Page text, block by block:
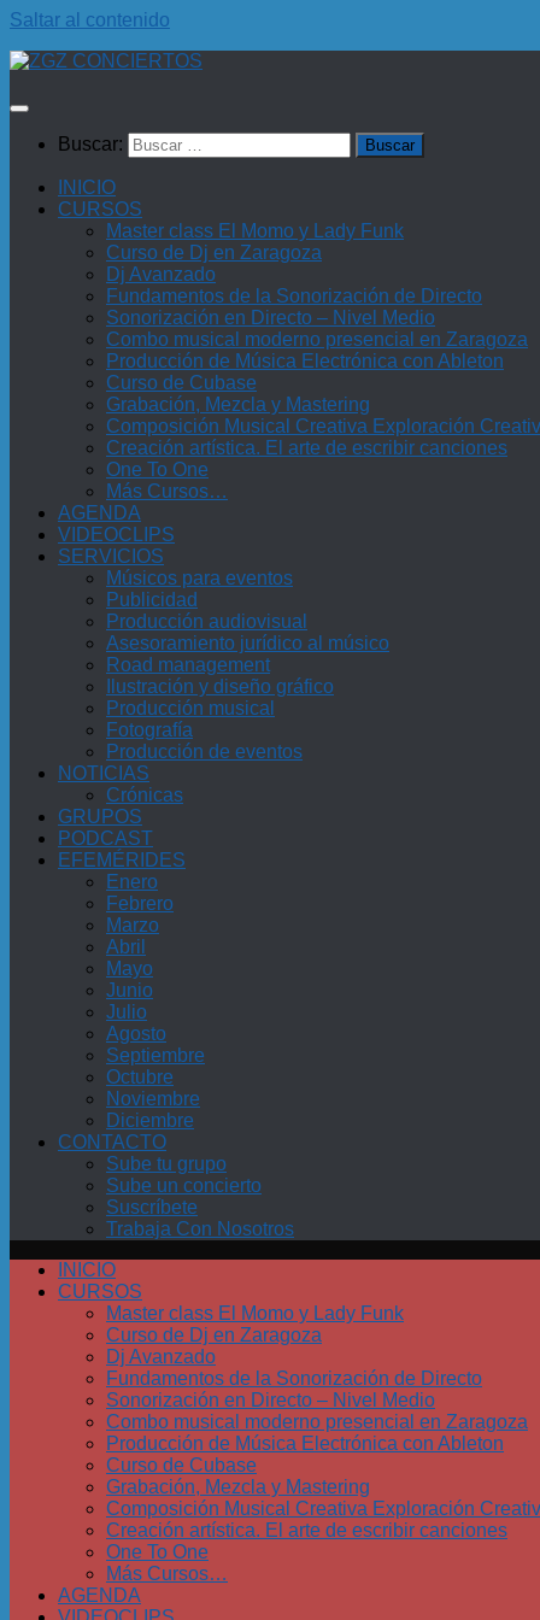
Saltar al contenido
Buscar:
INICIO
CURSOS
Master class El Momo y Lady Funk
Curso de Dj en Zaragoza
Dj Avanzado
Fundamentos de la Sonorización de Directo
Sonorización en Directo – Nivel Medio
Combo musical moderno presencial en Zaragoza
Producción de Música Electrónica con Ableton
Curso de Cubase
Grabación, Mezcla y Mastering
Composición Musical Creativa Exploración
Creación artística. El arte de escribir canciones
One To One
Más Cursos…
AGENDA
VIDEOCLIPS
SERVICIOS
Músicos para eventos
Publicidad
Producción audiovisual
Asesoramiento jurídico al músico
Road management
Ilustración y diseño gráfico
Producción musical
Fotografía
Producción de eventos
NOTICIAS
Crónicas
GRUPOS
PODCAST
EFEMÉRIDES
Enero
Febrero
Marzo
Abril
Mayo
Junio
Julio
Agosto
Septiembre
Octubre
Noviembre
Diciembre
CONTACTO
Sube tu grupo
Sube un concierto
Suscríbete
Trabaja Con Nosotros
INICIO
CURSOS
Master class El Momo y Lady Funk
Curso de Dj en Zaragoza
Dj Avanzado
Fundamentos de la Sonorización de Directo
Sonorización en Directo – Nivel Medio
Combo musical moderno presencial en Zaragoza
Producción de Música Electrónica con Ableton
Curso de Cubase
Grabación, Mezcla y Mastering
Composición Musical Creativa Exploración
Creación artística. El arte de escribir canciones
One To One
Más Cursos…
AGENDA